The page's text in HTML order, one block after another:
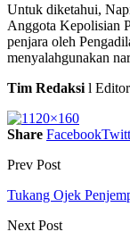
Untuk diketahui,
Anggota Kepolisian
penjara oleh
menyalahgunakan
Tim Redaksi l
Share Facebook
Prev Post
Tukang Ojek
Next Post